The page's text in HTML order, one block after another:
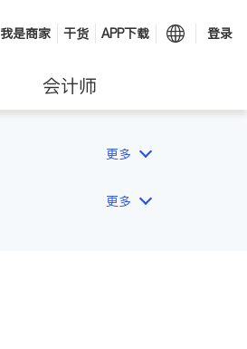
我是商家 干货 APP下载 登录
会计师
更多
更多